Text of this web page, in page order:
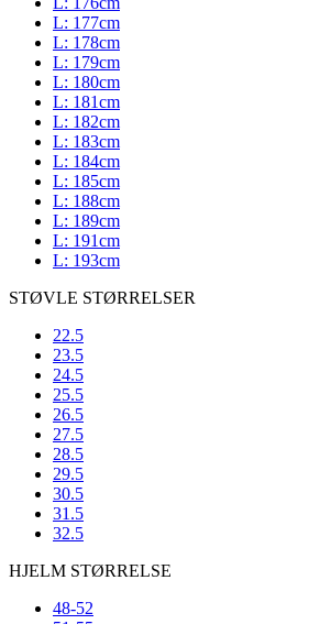
L: 177cm
L: 178cm
L: 179cm
L: 180cm
L: 181cm
L: 182cm
L: 183cm
L: 184cm
L: 185cm
L: 188cm
L: 189cm
L: 191cm
L: 193cm
STØVLE STØRRELSER
22.5
23.5
24.5
25.5
26.5
27.5
28.5
29.5
30.5
31.5
32.5
HJELM STØRRELSE
48-52